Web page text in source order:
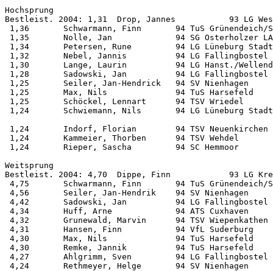
Hochsprung
Bestleist. 2004: 1,31  Drop, Jannes           93 LG
1,36       Schwarmann, Finn       94 TuS
1,35       Nolle, Jan             94 SG Osterholzer
1,34       Petersen, Rune         94 LG Lüneburg
1,32       Nebel, Jannis          94 LG
1,30       Lange, Laurin          94 LG Hanst./
1,28       Sadowski, Jan          94 LG Fallingbostel
1,25       Seiler, Jan-Hendrick   94 SV Nienhagen
1,25       Max, Nils              94 TuS Harsefeld
1,25       Schöckel, Lennart      94 TSV Wriedel
1,24       Schwiemann, Nils       94 LG Lüneburg
1,24       Indorf, Florian        94 TSV Neuenkirchen
1,24       Kammeier, Thorben      94 TSV Wehdel
1,24       Rieper, Sascha         94 SC Hemmoor
Weitsprung
Bestleist. 2004: 4,70  Dippe, Finn            93 LG
4,75       Schwarmann, Finn       94 TuS
4,56       Seiler, Jan-Hendrik    94 SV Nienhagen
4,42       Sadowski, Jan          94 LG
4,34       Huff, Arne             94 ATS Cuxhaven
4,32       Grunewald, Marvin      94 TSV
4,31       Hansen, Finn           94 VfL Suderburg
4,30       Max, Nils              94 TuS Harsefeld
4,30       Remke, Jannik          94 TuS
4,27       Ahlgrimm, Sven         94 LG
4,24       Rethmeyer, Helge       94 SV Nienhagen